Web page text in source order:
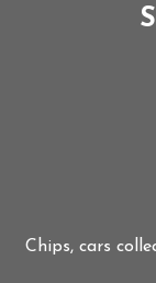
Chips, cars